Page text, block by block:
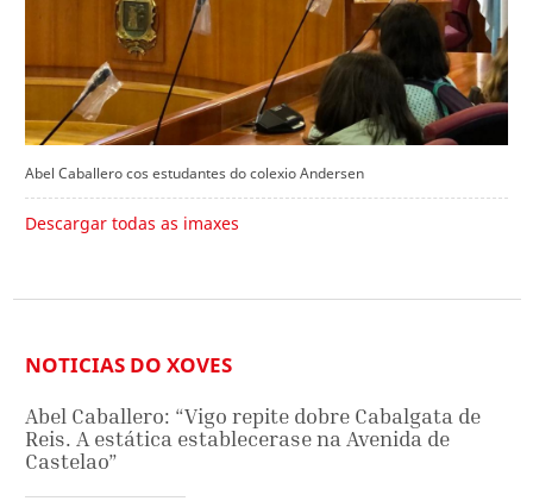
Abel Caballero cos estudantes do colexio Andersen
Descargar todas as imaxes
NOTICIAS DO XOVES
Abel Caballero: “Vigo repite dobre Cabalgata de
Reis. A estática establecerase na Avenida de
Castelao”